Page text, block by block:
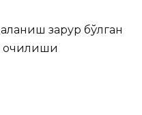
зарур бўлган
очилиши